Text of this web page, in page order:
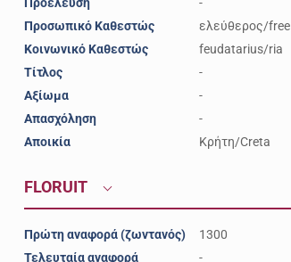
Προσωπικό Καθεστώς
ελεύθερος/free
Κοινωνικό Καθεστώς
feudatarius/ria
Τίτλος
-
Αξίωμα
-
Απασχόληση
-
Αποικία
Κρήτη/Creta
FLORUIT
Πρώτη αναφορά (ζωντανός)
1300
Τελευταία αναφορά
-